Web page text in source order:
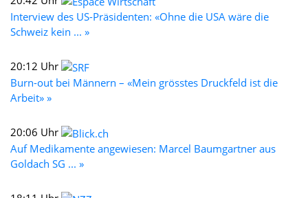
Interview des US-Präsidenten: «Ohne die USA wäre die
Schweiz kein ... »
20:12 Uhr
Burn-out bei Männern – «Mein grösstes Druckfeld ist die
Arbeit» »
20:06 Uhr
Auf Medikamente angewiesen: Marcel Baumgartner aus
Goldach SG ... »